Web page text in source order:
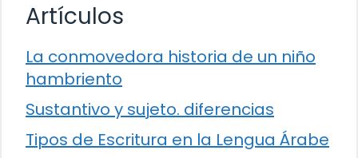
Artículos
La conmovedora historia de un niño
hambriento
Sustantivo y sujeto. diferencias
Tipos de Escritura en la Lengua Árabe